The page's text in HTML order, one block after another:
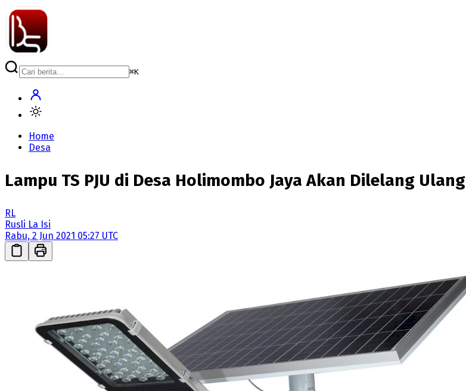
⌘K
Home
Desa
Lampu TS PJU di Desa Holimombo Jaya Akan Dilelang Ulang
RL
Rusli La Isi
Rabu, 2 Jun 2021 05:27 UTC